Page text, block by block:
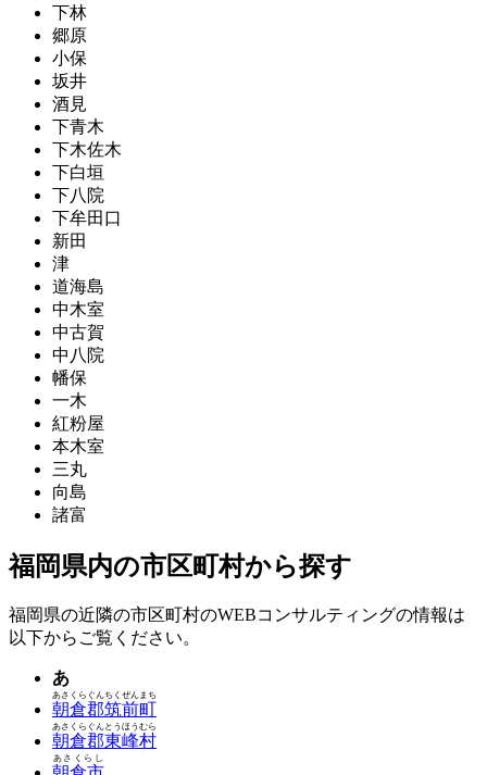
下林
郷原
小保
坂井
酒見
下青木
下木佐木
下白垣
下八院
下牟田口
新田
津
道海島
中木室
中古賀
中八院
幡保
一木
紅粉屋
本木室
三丸
向島
諸富
福岡県内の市区町村から探す
福岡県の近隣の市区町村のWEBコンサルティングの情報は
以下からご覧ください。
あ
朝倉郡筑前町
あさくらぐんちくぜんまち
朝倉郡東峰村
あさくらぐんとうほうむら
あさくらし